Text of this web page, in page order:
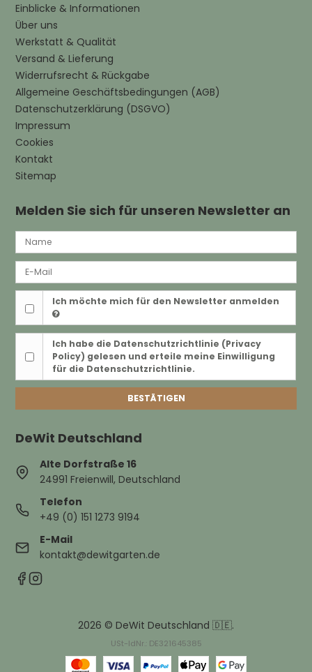
Einblicke & Informationen
Über uns
Werkstatt & Qualität
Versand & Lieferung
Widerrufsrecht & Rückgabe
Allgemeine Geschäftsbedingungen (AGB)
Datenschutzerklärung (DSGVO)
Impressum
Cookies
Kontakt
Sitemap
Melden Sie sich für unseren Newsletter an
Ich möchte mich für den Newsletter anmelden
Ich habe die Datenschutzrichtlinie (Privacy
Policy) gelesen und erteile meine Einwilligung
für die Datenschutzrichtlinie.
BESTÄTIGEN
DeWit Deutschland
Alte Dorfstraße 16
24991 Freienwill, Deutschland
Telefon
+49 (0) 151 1273 9194
E-Mail
kontakt@dewitgarten.de
2026 © DeWit Deutschland 🇩🇪.
USt-IdNr.: DE321645385